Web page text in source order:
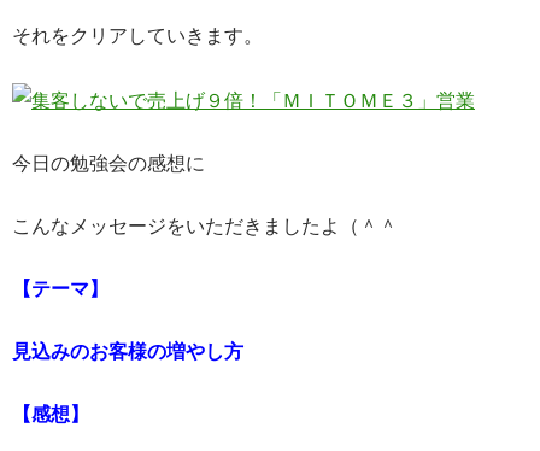
それをクリアしていきます。
今日の勉強会の感想に
こんなメッセージをいただきましたよ（＾＾
【テーマ】
見込みのお客様の増やし方
【感想】